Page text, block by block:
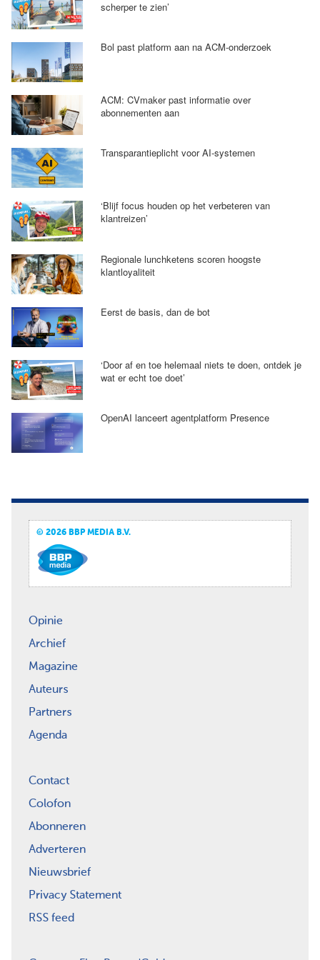
scherper te zien’
Bol past platform aan na ACM-onderzoek
ACM: CVmaker past informatie over
abonnementen aan
Transparantieplicht voor AI-systemen
‘Blijf focus houden op het verbeteren van
klantreizen’
Regionale lunchketens scoren hoogste
klantloyaliteit
Eerst de basis, dan de bot
‘Door af en toe helemaal niets te doen, ontdek je
wat er echt toe doet’
OpenAI lanceert agentplatform Presence
© 2026 BBP MEDIA B.V.
Opinie
Archief
Magazine
Auteurs
Partners
Agenda
Contact
Colofon
Abonneren
Adverteren
Nieuwsbrief
Privacy Statement
RSS feed